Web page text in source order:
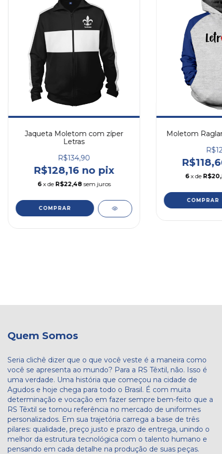
Jaqueta Moletom com zíper
Letras
R$134,90
R$128,16 no pix
6 x de R$22,48 sem juros
COMPRAR
Moletom
6 x de
COMPRAR
Quem Somos
Seria clichê dizer que o que você veste é a maneira como
você se apresenta ao mundo? Para a RS Têxtil, não. Isso é
uma verdade. Uma história que começou na cidade de
Agudos e hoje chega para todo o Brasil. É com muita
determinação e vocação em fazer sempre bem-feito que a
RS Têxtil se tornou referência no mercado de uniformes
personalizados. Em sua trajetória carrega a base de três
pilares: qualidade, preço justo e prazo de entrega, unindo o
melhor da estrutura tecnológica com o talento humano e
pensando em cada detalhe na produção de suas peças.